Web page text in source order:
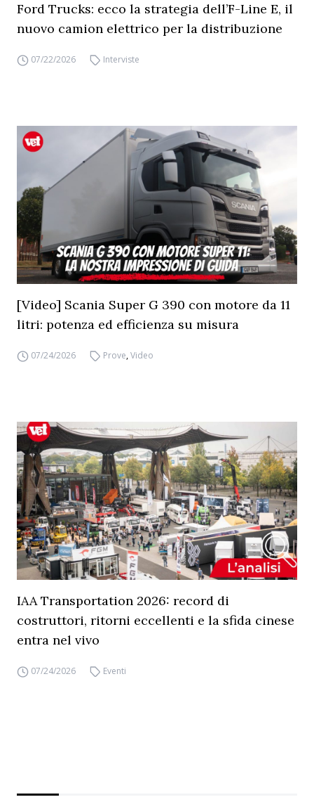
Ford Trucks: ecco la strategia dell’F-Line E, il
nuovo camion elettrico per la distribuzione
07/22/2026 Interviste
[Video] Scania Super G 390 con motore da 11
litri: potenza ed efficienza su misura
07/24/2026 Prove,Video
IAA Transportation 2026: record di
costruttori, ritorni eccellenti e la sfida cinese
entra nel vivo
07/24/2026 Eventi